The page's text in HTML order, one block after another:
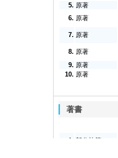
5. 原著
6. 原著
7. 原著
8. 原著
9. 原著
10. 原著
著書
1. 部分執筆